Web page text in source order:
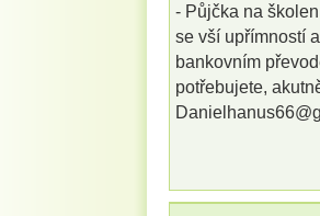
- Půjčka na
se vší upřímností
bankovním
potřebujete,